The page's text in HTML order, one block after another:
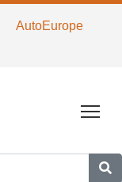
AutoEurope